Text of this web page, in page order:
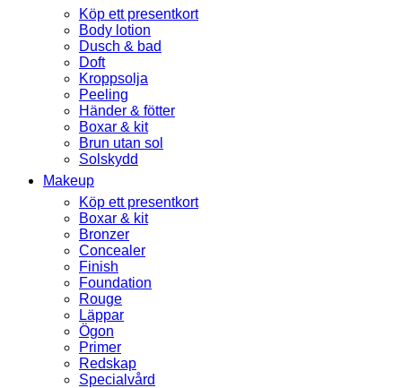
Köp ett presentkort
Body lotion
Dusch & bad
Doft
Kroppsolja
Peeling
Händer & fötter
Boxar & kit
Brun utan sol
Solskydd
Makeup
Köp ett presentkort
Boxar & kit
Bronzer
Concealer
Finish
Foundation
Rouge
Läppar
Ögon
Primer
Redskap
Specialvård